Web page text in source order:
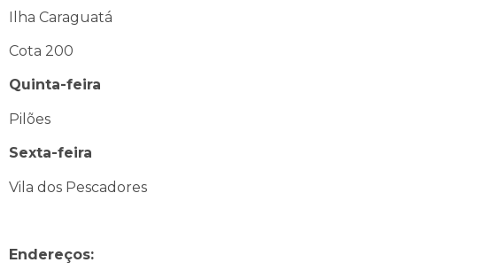
Ilha Caraguatá
Cota 200
Quinta-feira
Pilões
Sexta-feira
Vila dos Pescadores
Endereços: